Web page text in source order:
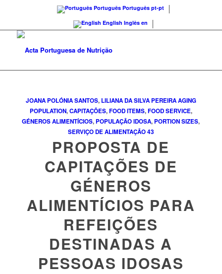
Português Português pt-pt
English Inglês en
JOANA POLÓNIA SANTOS, LILIANA DA SILVA PEREIRAAGING
POPULATION,CAPITAÇÕES,FOOD ITEMS,FOOD SERVICE,
GÉNEROS ALIMENTÍCIOS,POPULAÇÃO IDOSA,PORTION SIZES,
SERVIÇO DE ALIMENTAÇÃO43
PROPOSTA DE
CAPITAÇÕES DE
GÉNEROS
ALIMENTÍCIOS PARA
REFEIÇÕES
DESTINADAS A
PESSOAS IDOSAS